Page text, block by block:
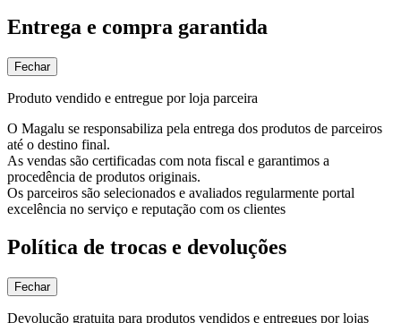
Entrega e compra garantida
Fechar
Produto vendido e entregue por loja parceira
O Magalu se responsabiliza pela entrega dos produtos de parceiros
até o destino final.
As vendas são certificadas com nota fiscal e garantimos a
procedência de produtos originais.
Os parceiros são selecionados e avaliados regularmente portal
excelência no serviço e reputação com os clientes
Política de trocas e devoluções
Fechar
Devolução gratuita para produtos vendidos e entregues por lojas